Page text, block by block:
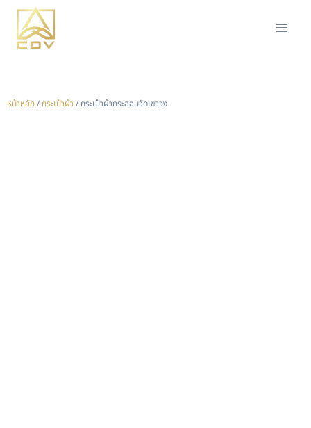
หน้าหลัก/ กระเป๋าผ้า / กระเป๋าผ้ากระสอบวัดเขาวง